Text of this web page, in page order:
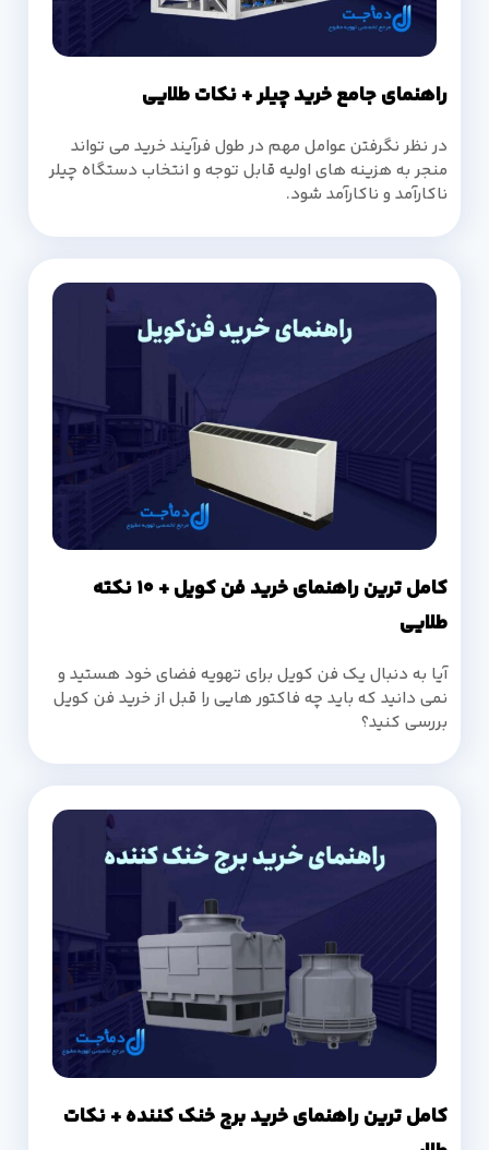
راهنمای جامع خرید چیلر + نکات طلایی
در نظر نگرفتن عوامل مهم در طول فرآیند خرید می تواند
منجر به هزینه های اولیه قابل توجه و انتخاب دستگاه چیلر
ناکارآمد و ناکارآمد شود.
کامل ترین راهنمای خرید فن کویل + 10 نکته
طلایی
آیا به دنبال یک فن کویل برای تهویه فضای خود هستید و
نمی دانید که باید چه فاکتور هایی را قبل از خرید فن کویل
بررسی کنید؟
کامل ترین راهنمای خرید برج خنک کننده + نکات